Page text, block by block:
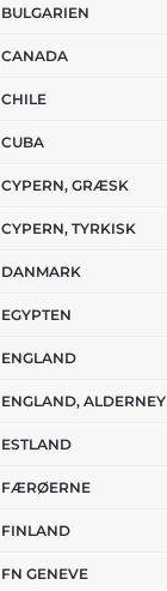
BULGARIEN
CANADA
CHILE
CUBA
CYPERN, GRÆSK
CYPERN, TYRKISK
DANMARK
EGYPTEN
ENGLAND
ENGLAND, ALDERNEY
ESTLAND
FÆRØERNE
FINLAND
FN GENEVE